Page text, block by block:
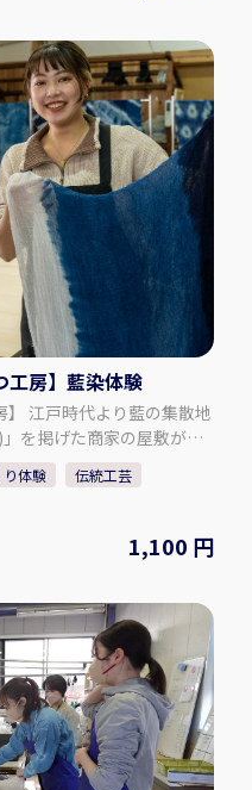
しましたら、取りに来ら
配送を希望される方へは順
送料金（送料および梱包費
ス 車：徳
麻支店前 汽車：JR阿波大
門大麻線 大師前より徒
：
Facebook：
◇ウ
できます。 ぜひ、体験・
の模様や色の濃さに仕上
ャーいたします。 ・出来
。 「阿波じしら
しじら織」の工場内をご
築や鋸屋根の見学、今で
合場所】 長
府町和田189
工房】藍染体験
】 江戸時代より藍の集散地
を掲げた商家の屋敷が残
称で親しまれています。
房で、徳島の伝統文化を
栽培。天然灰汁発酵建て
た染料で藍染体験ができま
で濡れた状態でお持ち帰
ます。 スタッフが丁寧に
◇料金 ハンカ
）：1,100円 ハンカチ-中
らいのサイズとなりま
コバック：4,400円 巾着：
り体験
伝統工芸
1,100 円